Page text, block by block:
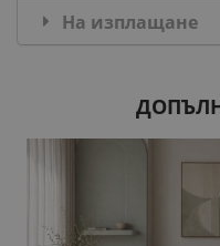
На изплащане